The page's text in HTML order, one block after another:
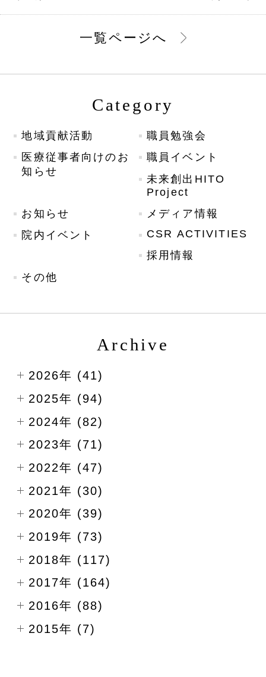
一覧ページへ
Category
地域貢献活動
職員勉強会
医療従事者向けのお
知らせ
職員イベント
未来創出HITO
Project
お知らせ
メディア情報
院内イベント
CSR ACTIVITIES
採用情報
その他
Archive
2026年 (41)
2025年 (94)
2024年 (82)
2023年 (71)
2022年 (47)
2021年 (30)
2020年 (39)
2019年 (73)
2018年 (117)
2017年 (164)
2016年 (88)
2015年 (7)